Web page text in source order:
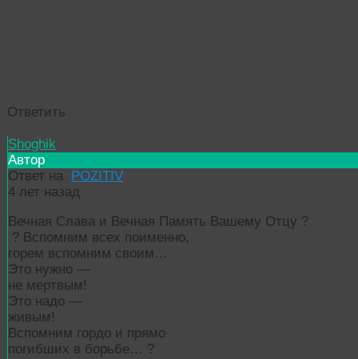
Ответить
Shoghik
Автор
Ответ на POZITIV
4 лет назад
Вечная Слава и Вечная Память Вашему Отцу ?
? Вспомним всех поименно,
горем вспомним своим…
Это нужно —
не мертвым!
Это надо —
живым!
Вспомним гордо и прямо
погибших в борьбе… ?